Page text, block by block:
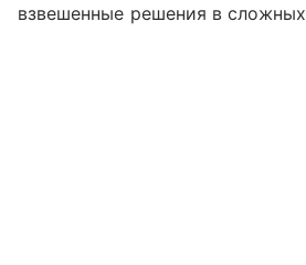
взвешенные решения в